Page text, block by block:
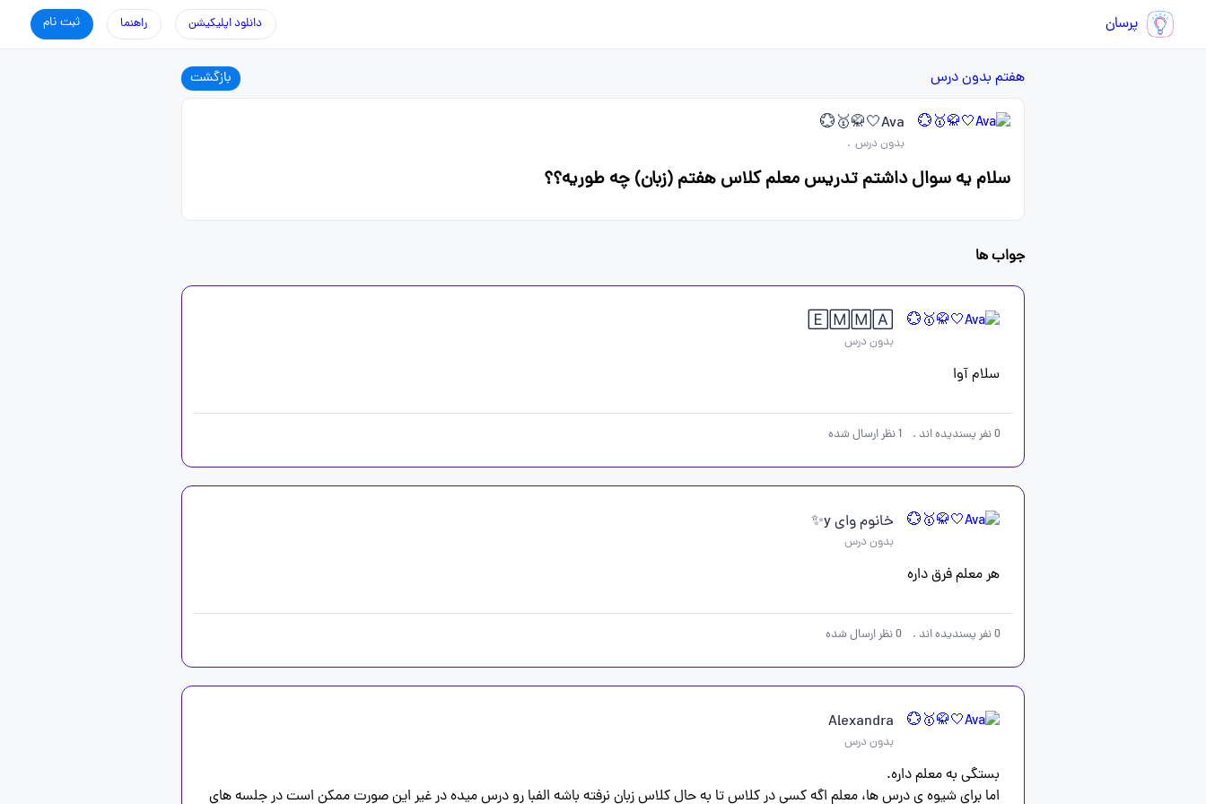
پرسان ثبت نام راهنما دانلود اپلیکیشن
هفتم بدون درس بازگشت
Ava🤍🥋🥇💮
بدون درس .
سلام یه سوال داشتم تدریس معلم کلاس هفتم (زبان) چه طوریه؟؟
جواب ها
🄴🄼🄼🄰
بدون درس
سلام آوا
0نفر پسندیده اند .
1نظر ارسال شده
خانوم وای y✨
بدون درس
هر معلم فرق داره
0نفر پسندیده اند .
0نظر ارسال شده
Alexandra
بدون درس
اما برای شیوه ی درس ها، معلم اگه کسی در کلاس تا به حال کلاس زبان نرفته باشه الفبا رو درس میده در غیر این صورت ممکن است در جلسه های